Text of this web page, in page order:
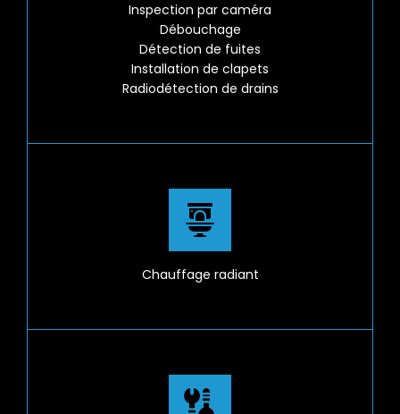
Inspection par caméra
Débouchage
Détection de fuites
Installation de clapets
Radiodétection de drains
Chauffage radiant